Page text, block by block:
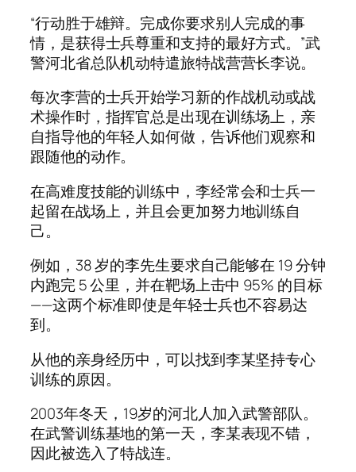
“行动胜于雄辩。完成你要求别人完成的事
情，是获得士兵尊重和支持的最好方式。”武
警河北省总队机动特遣旅特战营营长李说。
每次李营的士兵开始学习新的作战机动或战
术操作时，指挥官总是出现在训练场上，亲
自指导他的年轻人如何做，告诉他们观察和
跟随他的动作。
在高难度技能的训练中，李经常会和士兵一
起留在战场上，并且会更加努力地训练自
己。
例如，38 岁的李先生要求自己能够在 19 分钟
内跑完 5 公里，并在靶场上击中 95% 的目标
——这两个标准即使是年轻士兵也不容易达
到。
从他的亲身经历中，可以找到李某坚持专心
训练的原因。
2003年冬天，19岁的河北人加入武警部队。
在武警训练基地的第一天，李某表现不错，
因此被选入了特战连。